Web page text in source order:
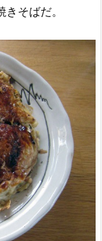
そばだ。